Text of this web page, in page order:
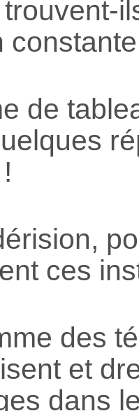
de
ces
des
et
dans